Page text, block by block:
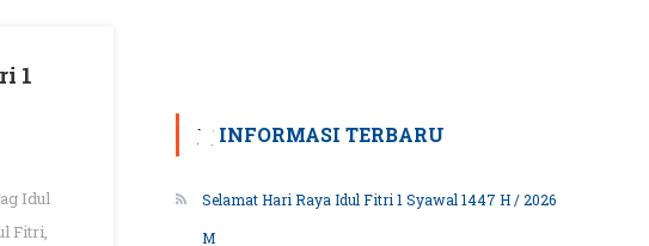
1
Idul
Fitri,
INFORMASI TERBARU
Selamat Hari Raya Idul Fitri 1 Syawal 1447 H / 2026
M